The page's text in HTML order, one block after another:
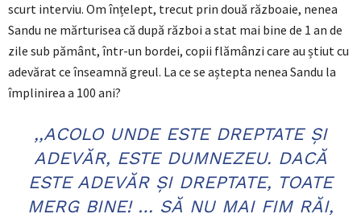
scurt interviu. Om înțelept, trecut prin două războaie, nenea
Sandu ne mărturisea că după război a stat mai bine de 1 an de
zile sub pământ, într-un bordei, copii flămânzi care au știut cu
adevărat ce înseamnă greul. La ce se aștepta nenea Sandu la
împlinirea a 100 ani?
,,ACOLO UNDE ESTE DREPTATE ȘI
ADEVĂR, ESTE DUMNEZEU. DACĂ
ESTE ADEVĂR ȘI DREPTATE, TOATE
MERG BINE! … SĂ NU MAI FIM RĂI,